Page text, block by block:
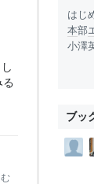
はじ
本部
小澤
ブッ